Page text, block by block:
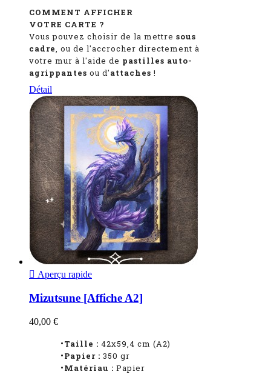
COMMENT AFFICHER
VOTRE CARTE ?
Vous pouvez choisir de la mettre sous
cadre, ou de l'accrocher directement à
votre mur à l'aide de pastilles auto-
agrippantes ou d'attaches !
Détail
 Aperçu rapide
Mizutsune [Affiche A2]
40,00 €
•Taille : 42x59,4 cm (A2)
•Papier : 350 gr
•Matériau : Papier